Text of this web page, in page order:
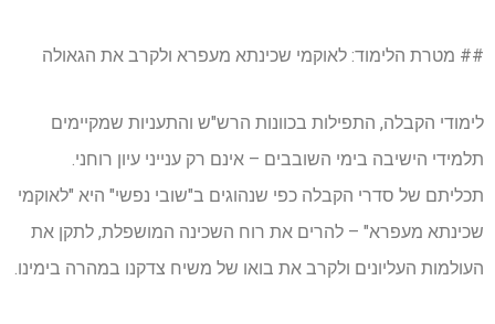
## מטרת הלימוד: לאוקמי שכינתא מעפרא ולקרב את הגאולה
לימודי הקבלה, התפילות בכוונות הרש"ש והתעניות שמקיימים
תלמידי הישיבה בימי השובבים – אינם רק ענייני עיון רוחני.
תכליתם של סדרי הקבלה כפי שנהוגים ב"שובי נפשי" היא "לאוקמי
שכינתא מעפרא" – להרים את רוח השכינה המושפלת, לתקן את
העולמות העליונים ולקרב את בואו של משיח צדקנו במהרה בימינו.